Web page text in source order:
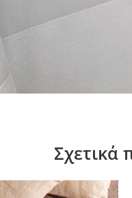
Σχετικά